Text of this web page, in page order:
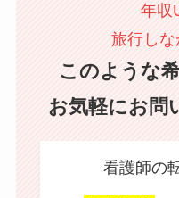
年収
旅行し
このような
お気軽にお問
看護師の